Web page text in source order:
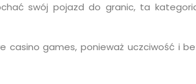
swój pojazd do granic, ta
casino games, ponieważ uczciwość i